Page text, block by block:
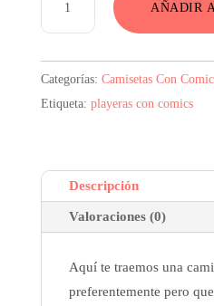
Blanca
cantidad
AÑADIR
Categorías: Camisetas Con
Etiqueta: playeras con comics
Descripción
Valoraciones (0)
Aquí te traemos una
preferentemente pero